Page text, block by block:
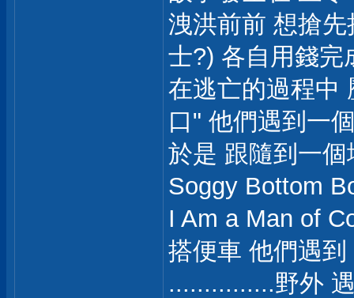
洩洪前前 想搶
士?) 各自用錢完
在逃亡的過程中
口" 他們遇到一
於是 跟隨到一
Soggy Bottom
I Am a Man of
搭便車 他們遇
...............野外